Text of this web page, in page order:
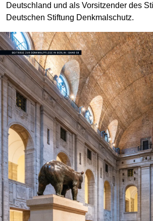
Deutschland und als Vorsitzender des
Deutschen Stiftung Denkmalschutz.